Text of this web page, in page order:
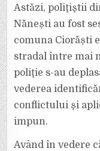
Astăzi, poliţiştii
Nănești au fost
comuna Ciorăști
stradal între mai
poliţie s-au
vederea
conflictului şi
impun.
Având în vedere